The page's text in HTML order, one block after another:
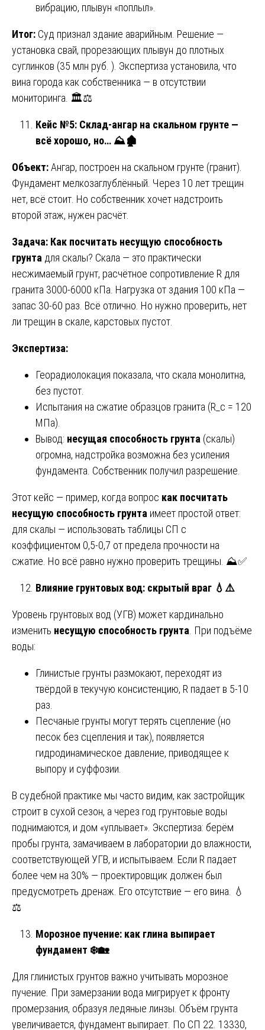
вибрацию, плывун «поплыл».
Итог: Суд признал здание аварийным. Решение —
установка свай, прорезающих плывун до плотных
суглинков (35 млн руб. ). Экспертиза установила, что
вина города как собственника — в отсутствии
мониторинга. 🏛️⚖️
Кейс №5: Склад-ангар на скальном грунте —
всё хорошо, но… ⛰🏚
Объект:Ангар, построен на скальном грунте (гранит).
Фундамент мелкозаглублённый. Через 10 лет трещин
нет, всё стоит. Но собственник хочет надстроить
второй этаж, нужен расчёт.
Задача: Как посчитать несущую способность
грунта для скалы? Скала — это практически
несжимаемый грунт, расчётное сопротивление R для
гранита 3000-6000 кПа. Нагрузка от здания 100 кПа —
запас 30-60 раз. Всё отлично. Но нужно проверить, нет
ли трещин в скале, карстовых пустот.
Экспертиза:
Георадиолокация показала, что скала монолитна,
без пустот.
Испытания на сжатие образцов гранита (R_c = 120
МПа).
Вывод: несущая способность грунта (скалы)
огромна, надстройка возможна без усиления
фундамента. Собственник получил разрешение.
Этот кейс — пример, когда вопрос как посчитать
несущую способность грунта имеет простой ответ:
для скалы — использовать таблицы СП с
коэффициентом 0,5-0,7 от предела прочности на
сжатие. Но всё равно нужно проверить трещины. ⛰️✅
Влияние грунтовых вод: скрытый враг 💧⚠️
Уровень грунтовых вод (УГВ) может кардинально
изменить несущую способность грунта . При подъёме
воды:
Глинистые грунты размокают, переходят из
твёрдой в текучую консистенцию, R падает в 5-10
раз.
Песчаные грунты могут терять сцепление (но
песок без сцепления и так), появляется
гидродинамическое давление, приводящее к
выпору и суффозии.
В судебной практике мы часто видим, как застройщик
строит в сухой сезон, а через год грунтовые воды
поднимаются, и дом «уплывает». Экспертиза: берём
пробы грунта, замачиваем в лаборатории до влажности,
соответствующей УГВ, и испытываем. Если R падает
более чем на 30% — проектировщик должен был
предусмотреть дренаж. Его отсутствие — его вина. 💧
⚖️
Морозное пучение: как глина выпирает
фундамент ❄🏡
Для глинистых грунтов важно учитывать морозное
пучение. При замерзании вода мигрирует к фронту
промерзания, образуя ледяные линзы. Объём грунта
увеличивается, фундамент выпирает. По СП 22. 13330,